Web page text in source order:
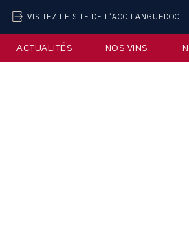
VISITEZ LE SITE DE L'AOC LANGUEDOC
ACTUALITÉS NOS VINS